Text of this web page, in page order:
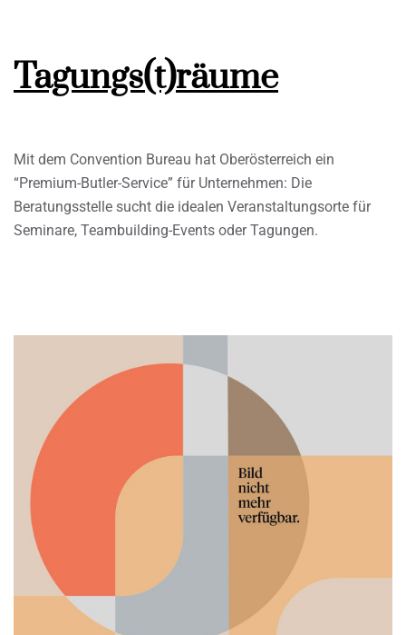
Tagungs(t)räume
Mit dem Convention Bureau hat Oberösterreich ein
“Premium-Butler-Service” für Unternehmen: Die
Beratungsstelle sucht die idealen Veranstaltungsorte für
Seminare, Teambuilding-Events oder Tagungen.